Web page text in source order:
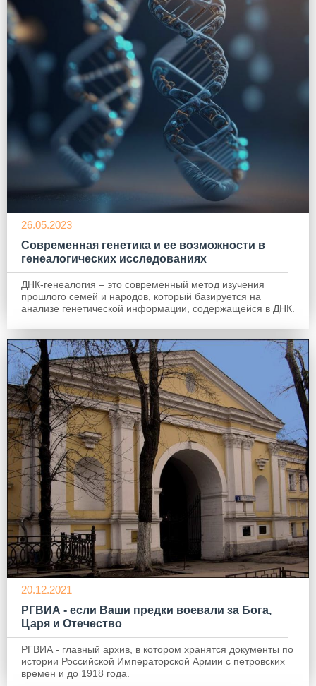
26.05.2023
Современная генетика и ее возможности в
генеалогических исследованиях
ДНК-генеалогия – это современный метод изучения
прошлого семей и народов, который базируется на
анализе генетической информации, содержащейся в ДНК.
20.12.2021
РГВИА - если Ваши предки воевали за Бога,
Царя и Отечество
РГВИА - главный архив, в котором хранятся документы по
истории Российской Императорской Армии с петровских
времен и до 1918 года.